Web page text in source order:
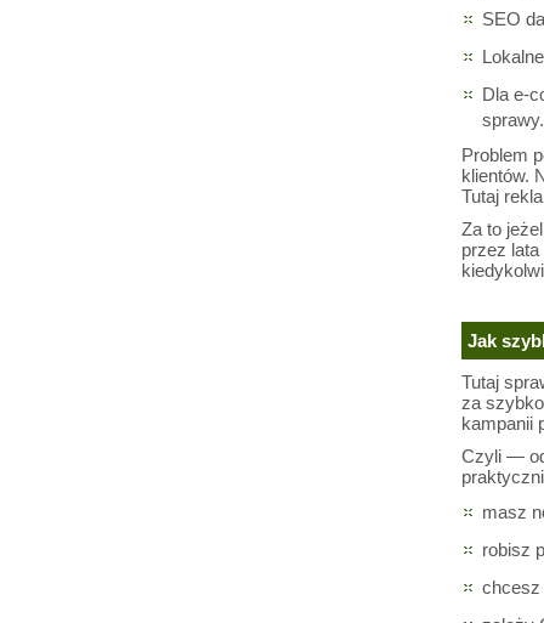
SEO
Dla e-
sprawy.
Problem
klientów.
Tutaj
Za to
przez
Jak
Tutaj
za
kampanii
Czyli —
masz
robisz
chcesz